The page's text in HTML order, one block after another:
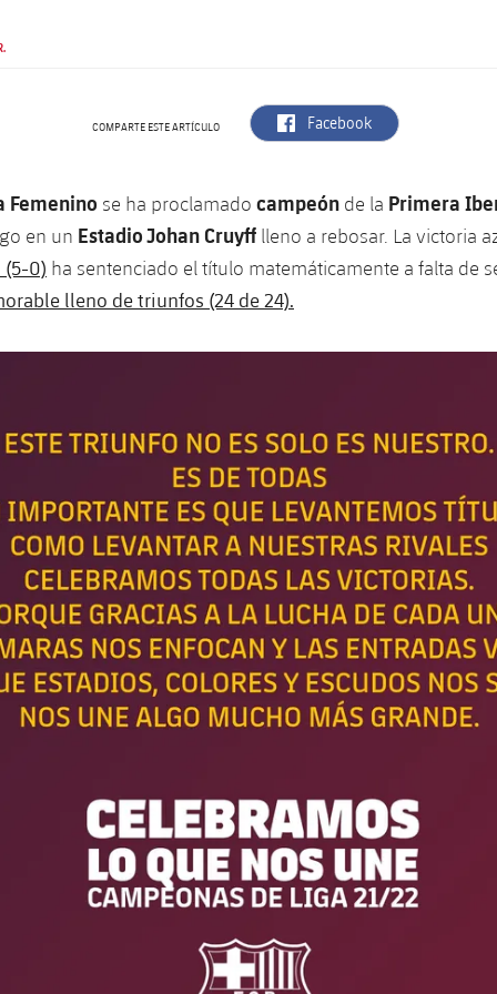
COMPARTE ESTE ARTÍCULO label.aria.facebook
Facebook
Femenino se ha proclamado campeón de la Primera
en un Estadio Johan Cruyff lleno a rebosar. La victoria
(5-0) ha sentenciado el título matemáticamente a falta de
lleno de triunfos (24 de 24).